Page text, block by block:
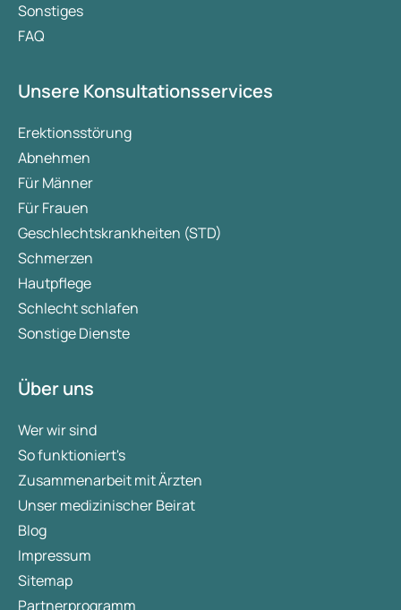
Sonstiges
FAQ
Unsere Konsultationsservices
Erektionsstörung
Abnehmen
Für Männer
Für Frauen
Geschlechtskrankheiten (STD)
Schmerzen
Hautpflege
Schlecht schlafen
Sonstige Dienste
Über uns
Wer wir sind
So funktioniert's
Zusammenarbeit mit Ärzten
Unser medizinischer Beirat
Blog
Impressum
Sitemap
Partnerprogramm